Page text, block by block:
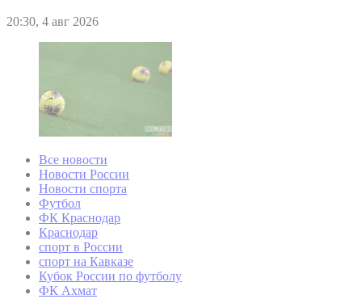
20:30, 4 авг 2026
Все новости
Новости России
Новости спорта
Футбол
ФК Краснодар
Краснодар
спорт в России
спорт на Кавказе
Кубок России по футболу
ФК Ахмат